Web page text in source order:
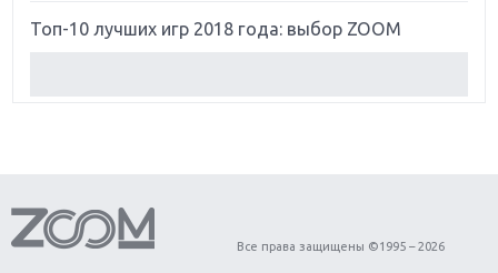
Топ-10 лучших игр 2018 года: выбор ZOOM
Обзор игры Forza Horizon 4: вершина эволюции
Все права защищены ©1995 – 2026